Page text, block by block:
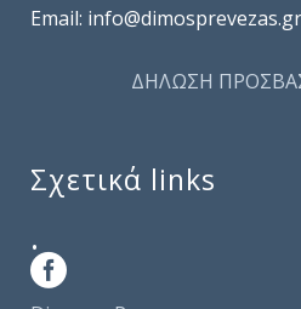
Email: info@dimosprevezas.gr
ΔΗΛΩΣΗ
Σχετικά links
.